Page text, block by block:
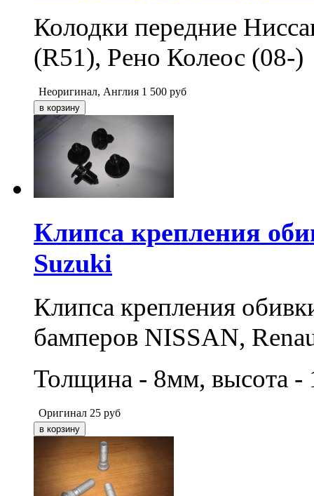
Колодки передние
(R51), Рено Колеос (08-)
Неоригинал, Англия 1 500 руб
Клипса крепления
Suzuki
Клипса крепления
бамперов NISSAN,
Толщина - 8мм, высота -
Оригинал 25 руб